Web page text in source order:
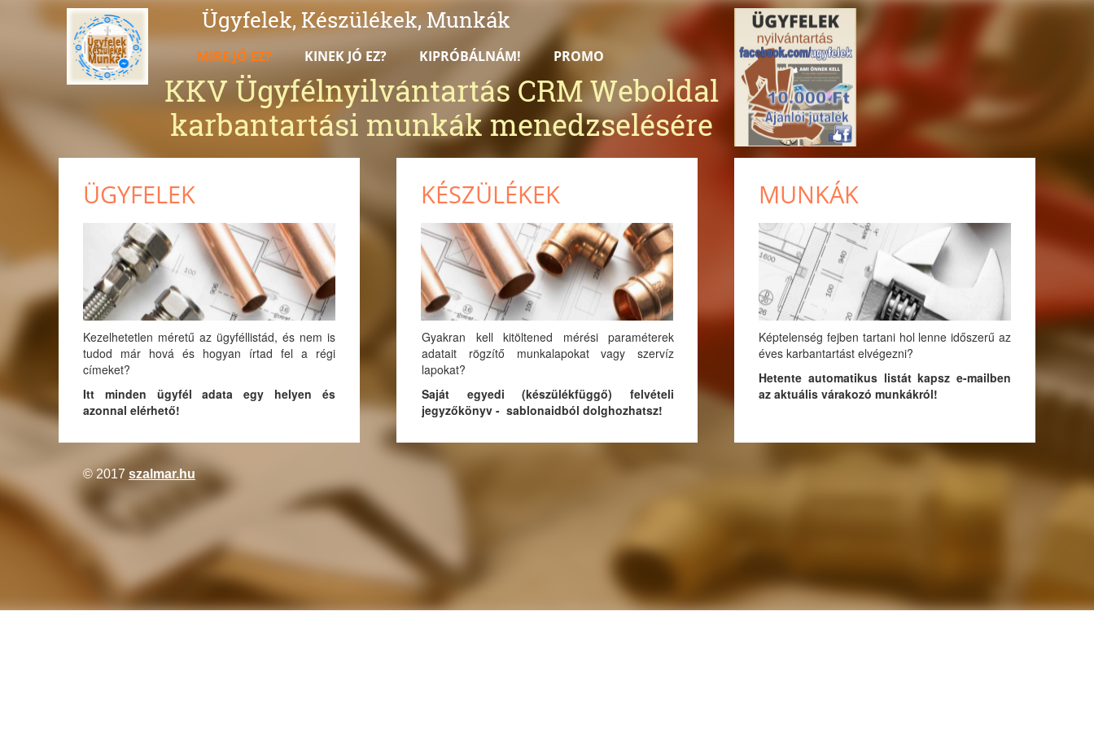
MIRE JÓ EZ? KINEK JÓ EZ? KIPRÓBÁLNÁM! PROMO
Ügyfelek, Készülékek, Munkák
KKV Ügyfélnyilvántartás CRM Weboldal
karbantartási munkák menedzselésére
ÜGYFELEK KÉSZÜLÉKEK MUNKÁK
Kezelhetetlen méretű az ügyféllistád, és nem is
tudod már hová és hogyan írtad fel a régi
címeket?
Itt minden ügyfél adata egy helyen és
azonnal elérhető!
Gyakran kell kitöltened mérési paraméterek
adatait rögzítő munkalapokat vagy szervíz
lapokat?
Saját egyedi (készülékfüggő) felvételi
jegyzőkönyv - sablonaidból dolghozhatsz!
Képtelenség fejben tartani hol lenne időszerű az
éves karbantartást elvégezni?
Hetente automatikus listát kapsz e-mailben
az aktuális várakozó munkákról!
© 2017 szalmar.hu